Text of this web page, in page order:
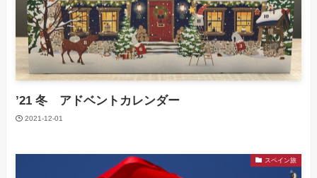
’21 冬 アドベントカレンダー
2021-12-01
スペイン旅